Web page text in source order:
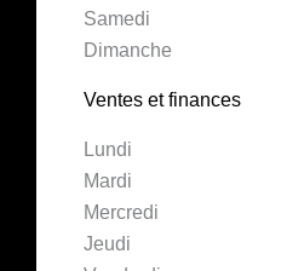
Samedi
Dimanche
Ventes et finances
Lundi
Mardi
Mercredi
Jeudi